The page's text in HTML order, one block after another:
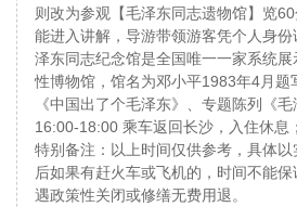
则改为参观【毛泽东同志遗物馆】览
能进入讲解，导游带领游客凭个人身
泽东同志纪念馆是全国唯一一家系统
性博物馆，馆名为邓小平1983年4月题
《中国出了个毛泽东》、专题陈列《毛
16:00-18:00 乘车返回长沙，入住休息；
特别备注：以上时间仅供参考，具体
后如果有赶火车或飞机的，时间不能
遇政策性关闭或修缮无费用退。